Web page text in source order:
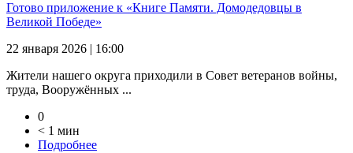
Готово приложение к «Книге Памяти. Домодедовцы в
Великой Победе»
22 января 2026 | 16:00
Жители нашего округа приходили в Совет ветеранов войны,
труда, Вооружённых ...
0
< 1 мин
Подробнее